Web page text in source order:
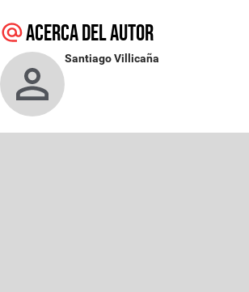
Acerca del autor
Santiago Villicaña